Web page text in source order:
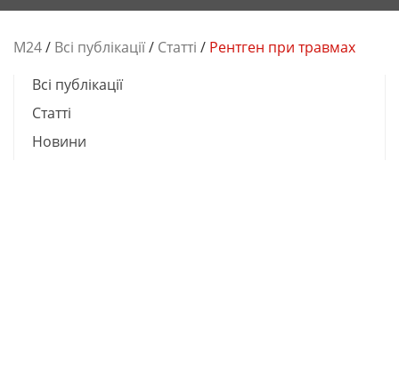
М24/ Всі публікації/ Cтатті / Рентген при травмах
Всі публікації
Cтатті
Новини